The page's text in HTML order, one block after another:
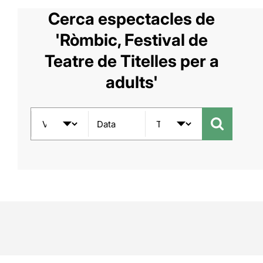
Cerca espectacles de
'Ròmbic, Festival de
Teatre de Titelles per a
adults'
Data